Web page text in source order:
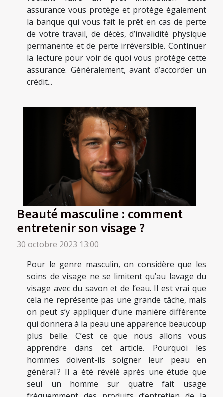
assurance vous protège et protège également
la banque qui vous fait le prêt en cas de perte
de votre travail, de décès, d’invalidité physique
permanente et de perte irréversible. Continuer
la lecture pour voir de quoi vous protège cette
assurance. Généralement, avant d’accorder un
crédit...
Beauté masculine : comment
entretenir son visage ?
30 octobre 2023 13:00
Pour le genre masculin, on considère que les
soins de visage ne se limitent qu’au lavage du
visage avec du savon et de l’eau. Il est vrai que
cela ne représente pas une grande tâche, mais
on peut s’y appliquer d’une manière différente
qui donnera à la peau une apparence beaucoup
plus belle. C’est ce que nous allons vous
apprendre dans cet article. Pourquoi les
hommes doivent-ils soigner leur peau en
général ? Il a été révélé après une étude que
seul un homme sur quatre fait usage